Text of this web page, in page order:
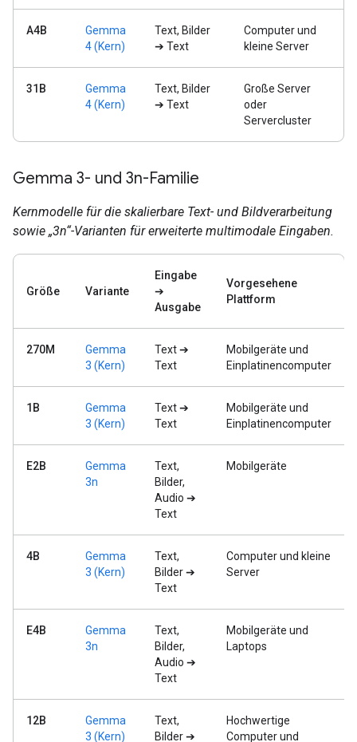
A4B
Gemma
4 (Kern)
Text, Bilder
➔ Text
Computer und
kleine Server
31B
Gemma
4 (Kern)
Text, Bilder
➔ Text
Große Server
oder
Servercluster
Gemma 3- und 3n-Familie
Kernmodelle für die skalierbare Text- und Bildverarbeitung
sowie „3n“-Varianten für erweiterte multimodale Eingaben.
Größe Variante
Eingabe
➔
Ausgabe
Vorgesehene
Plattform
270M
Gemma
3 (Kern)
Text ➔
Text
Mobilgeräte und
Einplatinencomputer
1B
Gemma
3 (Kern)
Text ➔
Text
Mobilgeräte und
Einplatinencomputer
E2B
Gemma
3n
Text,
Bilder,
Audio ➔
Text
Mobilgeräte
4B
Gemma
3 (Kern)
Text,
Bilder ➔
Text
Computer und kleine
Server
E4B
Gemma
3n
Text,
Bilder,
Audio ➔
Text
Mobilgeräte und
Laptops
12B
Gemma
3 (Kern)
Text,
Bilder ➔
Hochwertige
Computer und